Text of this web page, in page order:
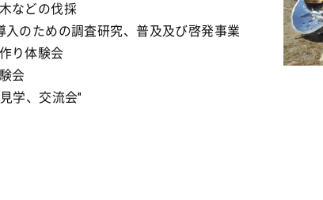
などの伐採
のための調査研究、普及及び啓発事業
り体験会
会
学、交流会"